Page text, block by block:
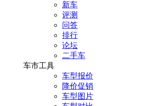
新车
评测
问答
排行
论坛
二手车
车市工具
车型报价
降价促销
车型图片